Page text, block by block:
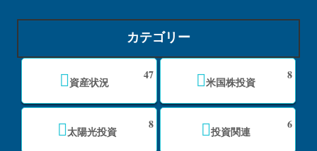
カテゴリー
資産状況
47
米国株投資
8
太陽光投資
8
投資関連
6